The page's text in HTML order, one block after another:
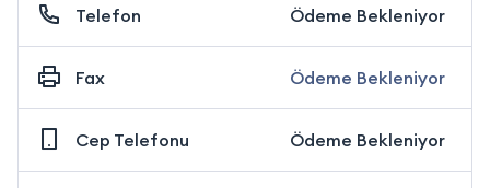
Telefon Ödeme Bekleniyor
Fax Ödeme Bekleniyor
Cep Telefonu Ödeme Bekleniyor